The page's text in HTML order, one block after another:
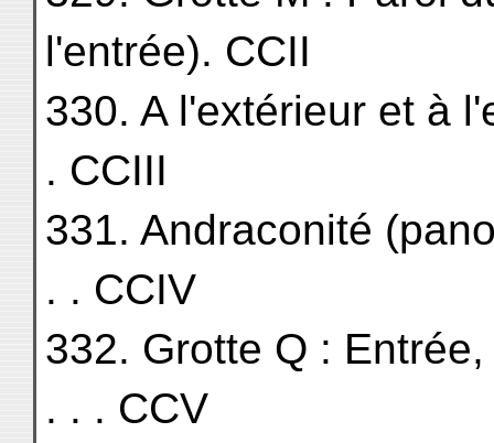
l'entrée). CCII
330. A l'extérieur et à
. CCIII
331. Andraconité
. . CCIV
332. Grotte Q :
. . . CCV